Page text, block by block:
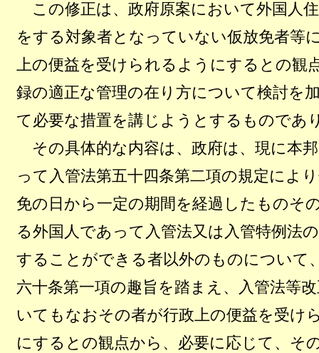
この修正は、政府原案において外国人
をする対象者となっていない仮放免者等
上の便益を受けられるようにするとの観
録の適正な管理の在り方について検討を
て必要な措置を講じようとするものであ
その具体的な内容は、政府は、現に本
って入管法第五十四条第二項の規定によ
免の日から一定の期間を経過したものそ
る外国人であって入管法又は入管特例法
することができる者以外のものについて
六十条第一項の趣旨を踏まえ、入管法等
いてもなおその者が行政上の便益を受け
にするとの観点から、必要に応じて、そ